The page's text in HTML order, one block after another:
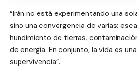
“Irán no está experimentando una
sino una convergencia de varias:
hundimiento de tierras,
de energía. En conjunto, la vida es
supervivencia”.